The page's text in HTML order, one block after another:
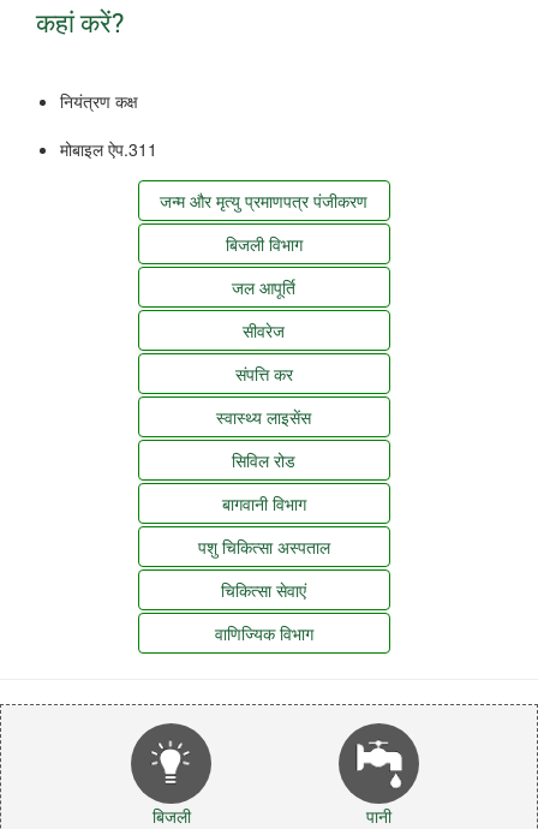
कहां करें?
नियंत्रण कक्ष
मोबाइल ऐप.311
जन्म और मृत्यु प्रमाणपत्र पंजीकरण
बिजली विभाग
जल आपूर्ति
सीवरेज
संपत्ति कर
स्वास्थ्य लाइसेंस
सिविल रोड
बागवानी विभाग
पशु चिकित्सा अस्पताल
चिकित्सा सेवाएं
वाणिज्यिक विभाग
बिजली पानी